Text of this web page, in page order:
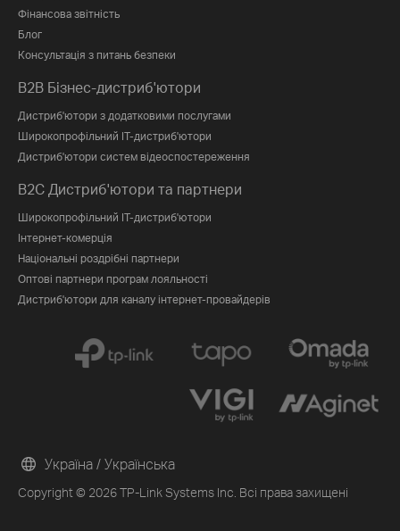
Фінансова звітність
Блог
Консультація з питань безпеки
B2B Бізнес-дистриб'ютори
Дистриб'ютори з додатковими послугами
Широкопрофільний IT-дистриб'ютори
Дистриб'ютори систем відеоспостереження
B2C Дистриб'ютори та партнери
Широкопрофільний IT-дистриб'ютори
Інтернет-комерція
Національні роздрібні партнери
Оптові партнери програм лояльності
Дистриб'ютори для каналу інтернет-провайдерів
Copyright © 2026 TP-Link Systems Inc. Всі права захищені
Україна / Українська